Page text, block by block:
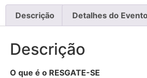
Descrição Detalhes do Evento
Descrição
O que é o RESGATE-SE